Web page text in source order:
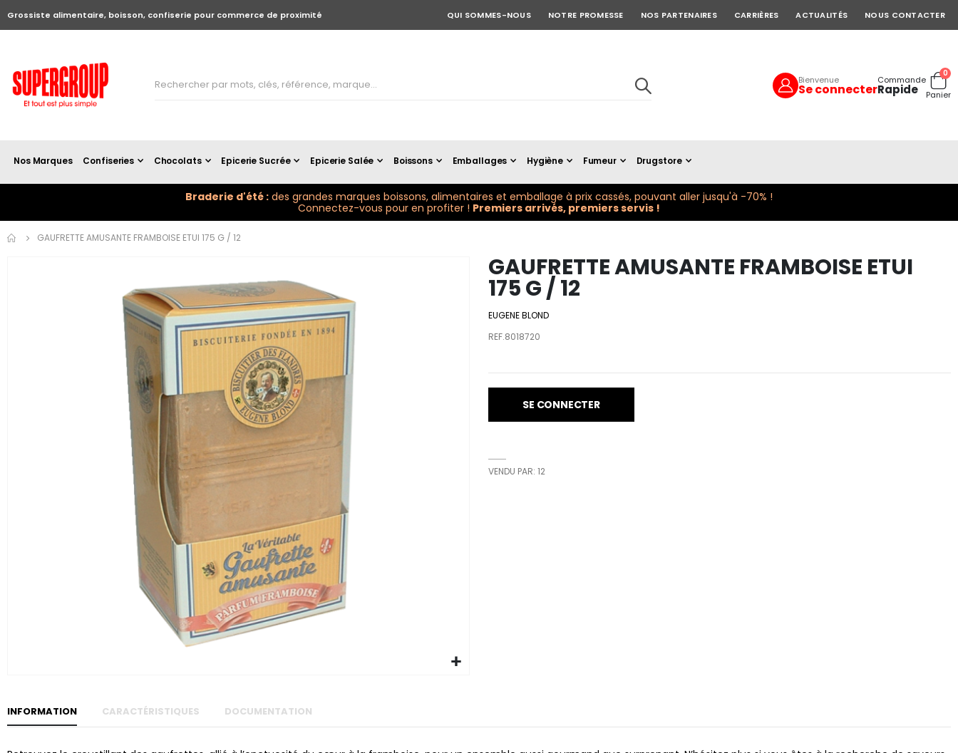
Grossiste alimentaire, boisson, confiserie pour commerce de proximité QUI SOMMES-NOUS NOTRE PROMESSE NOS PARTENAIRES CARRIÈRES ACTUALITÉS NOUS CONTACTER
Bienvenue
Se connecter
Commande
Rapide Cart
0
Panier
Nos Marques Confiseries Chocolats Epicerie Sucrée Epicerie Salée Boissons Emballages Hygiène Fumeur Drugstore
Braderie d'été : des grandes marques boissons, alimentaires et emballage à prix cassés, pouvant aller jusqu'à -70% !
Connectez-vous pour en profiter ! Premiers arrivés, premiers servis !
GAUFRETTE AMUSANTE FRAMBOISE ETUI 175 G / 12
the
GAUFRETTE AMUSANTE FRAMBOISE ETUI
175 G / 12
EUGENE BLOND
REF.8018720
SE CONNECTER
VENDU PAR: 12
INFORMATION CARACTÉRISTIQUES DOCUMENTATION